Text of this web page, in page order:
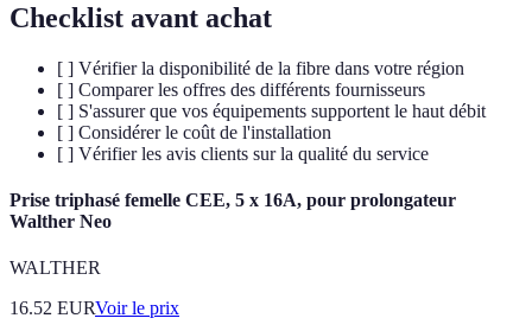
Checklist avant achat
[ ] Vérifier la disponibilité de la fibre dans votre région
[ ] Comparer les offres des différents fournisseurs
[ ] S'assurer que vos équipements supportent le haut débit
[ ] Considérer le coût de l'installation
[ ] Vérifier les avis clients sur la qualité du service
Prise triphasé femelle CEE, 5 x 16A, pour prolongateur
Walther Neo
WALTHER
16.52 EURVoir le prix